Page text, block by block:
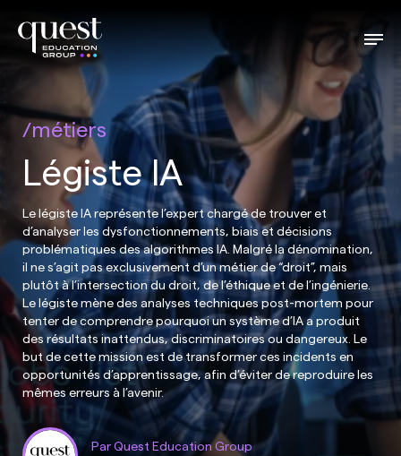
métiers
Légiste IA
Le légiste IA représente l’expert chargé de trouver et
d’analyser les dysfonctionnements, biais et décisions
problématiques des algorithmes IA. Malgré la dénomination,
il ne s’agit pas exclusivement d’un métier de “droit”, mais
plutôt à l’intersection du droit, de l’éthique et de l’ingénierie.
Le légiste mène des analyses techniques post-mortem pour
tenter de comprendre pourquoi un système d’IA a produit
des résultats inattendus, discriminatoires ou dangereux. Le
but de cette mission est de transformer ces incidents en
opportunités d’apprentissage, afin d’éviter de reproduire les
mêmes erreurs à l’avenir.
Par Quest Education Group